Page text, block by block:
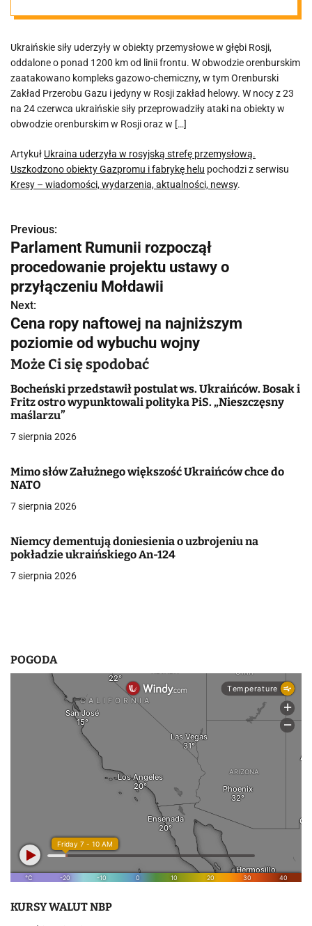
Uszkodzono
obiekty
Gazpromu i
fabrykę helu
Ukraińskie siły uderzyły w obiekty przemysłowe w głębi Rosji,
oddalone o ponad 1200 km od linii frontu. W obwodzie orenburskim
zaatakowano kompleks gazowo-chemiczny, w tym Orenburski
Zakład Przerobu Gazu i jedyny w Rosji zakład helowy. W nocy z 23
na 24 czerwca ukraińskie siły przeprowadziły ataki na obiekty w
obwodzie orenburskim w Rosji oraz w […]
Artykuł Ukraina uderzyła w rosyjską strefę przemysłową.
Uszkodzono obiekty Gazpromu i fabrykę helu pochodzi z serwisu
Kresy – wiadomości, wydarzenia, aktualności, newsy.
N
a
w
i
g
a
c
j
a
w
p
s
u
Previous:
Parlament Rumunii rozpoczął
procedowanie projektu ustawy o
przyłączeniu Mołdawii
Next:
Cena ropy naftowej na najniższym
poziomie od wybuchu wojny
Może Ci się spodobać
Bocheński przedstawił postulat ws. Ukraińców. Bosak i
Fritz ostro wypunktowali polityka PiS. „Nieszczęsny
maślarzu”
7 sierpnia 2026
Mimo słów Załużnego większość Ukraińców chce do
NATO
7 sierpnia 2026
Niemcy dementują doniesienia o uzbrojeniu na
pokładzie ukraińskiego An-124
7 sierpnia 2026
POGODA
KURSY WALUT NBP